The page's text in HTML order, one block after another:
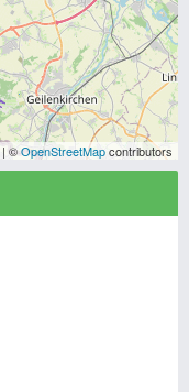
| ©OpenStreetMapcontributors